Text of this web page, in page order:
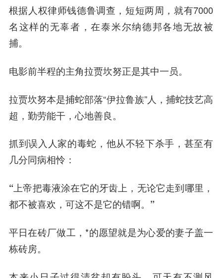
根据人权律师钱德鲁调查，短短两周，就有7000
名这样的无辜者，在泰米尔纳德邦各地无故被
捕。
电影前半程的主角拉贾坎努正是其中一员。
拉贾坎努本是捕蛇部落“伊拉鲁族”人，捕蛇技艺高
超，勤劳能干，心地善良。
抓到误入人家的毒蛇，他从不轻下杀手，甚至有
几分同病相怜：
“上帝把毒液涂在它的牙齿上，无论它走到哪里，
都不被喜欢，可这不是它的错啊。”
平日在砖厂做工，*的愿望就是为心爱的妻子盖一
栋砖房。